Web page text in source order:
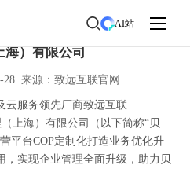
AI站
海）有限公司
28 来源：致远互联官网
云服务领先厂商致远互联
（上海）有限公司（以下简称“贝
平台COP定制化打造业务优化升
实现企业管理全面升级，助力贝